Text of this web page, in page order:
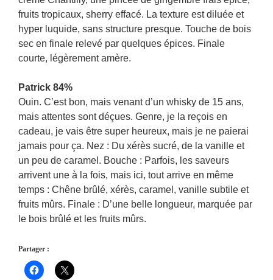
fruits tropicaux, sherry effacé. La texture est diluée et
hyper luquide, sans structure presque. Touche de bois
sec en finale relevé par quelques épices. Finale
courte, légèrement amère.
Patrick 84%
Ouin. C’est bon, mais venant d’un whisky de 15 ans,
mais attentes sont déçues. Genre, je la reçois en
cadeau, je vais être super heureux, mais je ne paierai
jamais pour ça. Nez : Du xérès sucré, de la vanille et
un peu de caramel. Bouche : Parfois, les saveurs
arrivent une à la fois, mais ici, tout arrive en même
temps : Chêne brûlé, xérès, caramel, vanille subtile et
fruits mûrs. Finale : D’une belle longueur, marquée par
le bois brûlé et les fruits mûrs.
Partager :